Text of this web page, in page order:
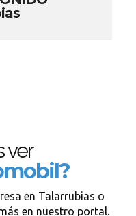
ver
en Talarrubias o
en nuestro portal.